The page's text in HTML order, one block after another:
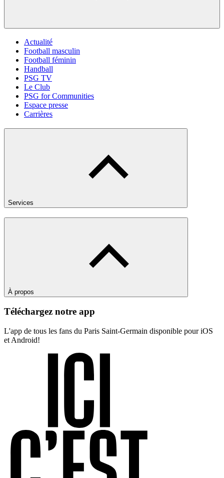
Actualité
Football masculin
Football féminin
Handball
PSG TV
Le Club
PSG for Communities
Espace presse
Carrières
Services
À propos
Téléchargez notre app
L'app de tous les fans du Paris Saint-Germain disponible pour iOS
et Android!